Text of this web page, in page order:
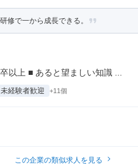
修で一から成長できる。
以上 ■ あると望ましい知識 ...
未経験者歓迎 +11個
この企業の類似求人を見る